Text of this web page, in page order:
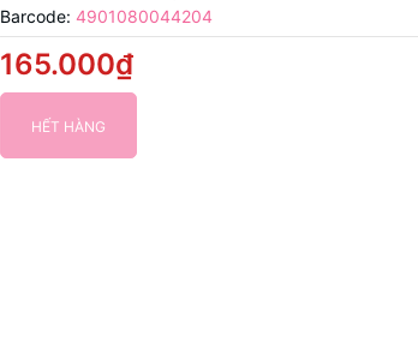
Barcode: 4901080044204
165.000₫
HẾT HÀNG